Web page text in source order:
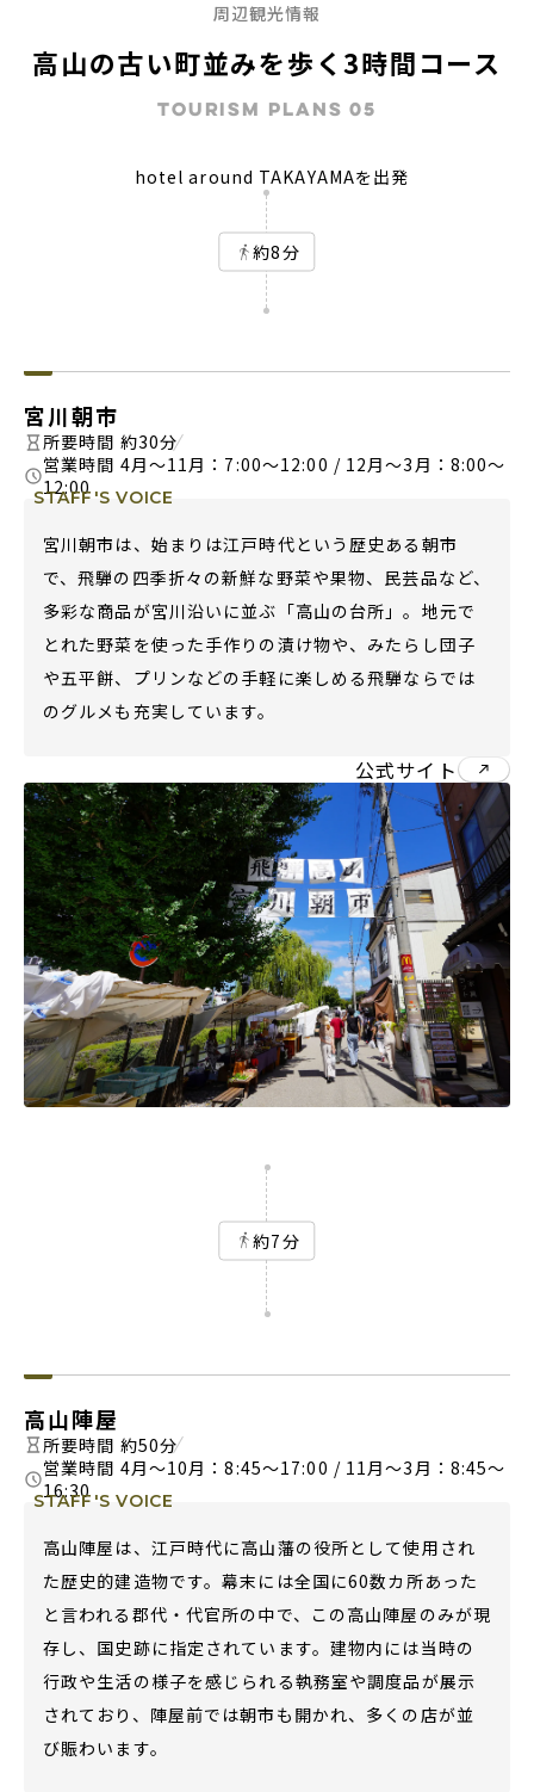
周辺観光情報
高山の古い町並みを歩く3時間コース
TOURISM PLANS 05
hotel around TAKAYAMAを出発
約8分
宮川朝市
所要時間 約30分
営業時間 4月～11月：7:00～12:00 / 12月～3月：8:00～
12:00
STAFF'S VOICE
宮川朝市は、始まりは江戸時代という歴史ある朝市
で、飛騨の四季折々の新鮮な野菜や果物、民芸品など、
多彩な商品が宮川沿いに並ぶ「高山の台所」。地元で
とれた野菜を使った手作りの漬け物や、みたらし団子
や五平餅、プリンなどの手軽に楽しめる飛騨ならでは
のグルメも充実しています。
公式サイト
約7分
高山陣屋
所要時間 約50分
営業時間 4月～10月：8:45〜17:00 / 11月～3月：8:45〜
16:30
STAFF'S VOICE
高山陣屋は、江戸時代に高山藩の役所として使用され
た歴史的建造物です。幕末には全国に60数カ所あった
と言われる郡代・代官所の中で、この高山陣屋のみが現
存し、国史跡に指定されています。建物内には当時の
行政や生活の様子を感じられる執務室や調度品が展示
されており、陣屋前では朝市も開かれ、多くの店が並
び賑わいます。